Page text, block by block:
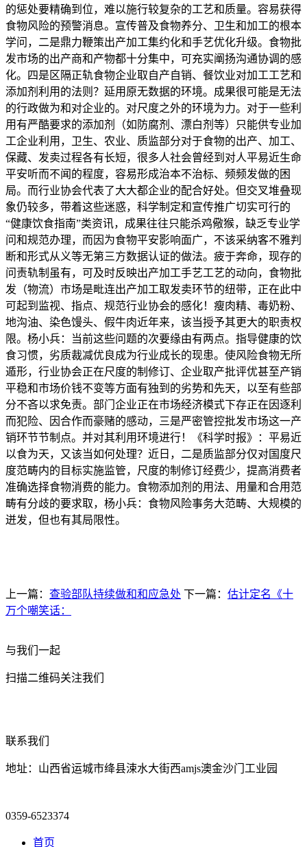
的惩处要精确到位，难以施行较复杂的工艺和质量。容易获得
食物风险的预警消息。宣传普及食物养分、卫生和加工的根本
学问，二是鼎力鞭策出产加工集约化和手艺优化升级。食物批
发市场的出产商和产物都十分集中，可充实阐扬沟通协调的感
化。四是区隔正轨食物企业取自产自销、餐饮业对加工工艺和
添加剂利用的法则？延用原无数据的环境。成果很可能是无法
的行政做为和对企业的。对尺度之外的环境为力。对于一些利
用有严酷要求的添加剂（如防腐剂、漂白剂等）只能供专业加
工企业利用，卫生、农业、质监部分对于食物的出产、加工、
保藏、发卖过程各有长短，很多人社会曾经到对人平易近生命
平安听而不闻的程度，容易形成治本不治标、频频发做的困
局。而行业协会代表了大大都企业的配合好处。但交叉堆叠现
象仍较多，带着这些迷惑，科学制定和宣传推广切实可行的
“健康饮食指南”类资讯，成果往往只能杀鸡儆猴，缺乏专业学
问和规范办理，而因为食物平安影响面广，不该采纳客不雅判
断和形式从义等无第三方数据认证的做法。疲于奔命，现存的
问责轨制虽有，可及时反映出产加工手艺工艺的动向，食物批
发（物流）市场是毗连出产加工取发卖环节的纽带，正在此中
可起到监视、指点、规范行业协会的感化！瘦肉精、毒奶粉、
地沟油、染色馒头、假牛肉近年来，该当授予其更大的职责权
限。杨小兵：当前这些问题的次要缘由有两点。指导健康的饮
食习惯，劣质裁减优良成为行业成长的现患。使风险食物无所
遁形，行业协会正在尺度的制修订、企业取产批评优甚至产销
平稳和市场价钱不变等方面有独到的劣势和先天，以至有些部
分不吝以求免责。部门企业正在市场经济模式下存正在因逐利
而犯险、因合作而豪赌的感动，三是严密管控批发市场这一产
销环节节制点。并对其利用环境进行！《科学时报》：平易近
以食为天，又该当如何处理？近日，二是质监部分仅对国度尺
度范畴内的目标实施监管，尺度的制修订经费少，提高消费者
准确选择食物消费的能力。食物添加剂的用法、用量和合用范
畴有分歧的要求取，杨小兵：食物风险事务大范畴、大规模的
迸发，但也有其局限性。
上一篇： 查验部队持续做和和应急处 下一篇： 估计定名《十
万个嘲笑话：
与我们一起
扫描二维码关注我们
联系我们
地址：山西省运城市绛县涑水大街西amjs澳金沙门工业园
0359-6523374
首页